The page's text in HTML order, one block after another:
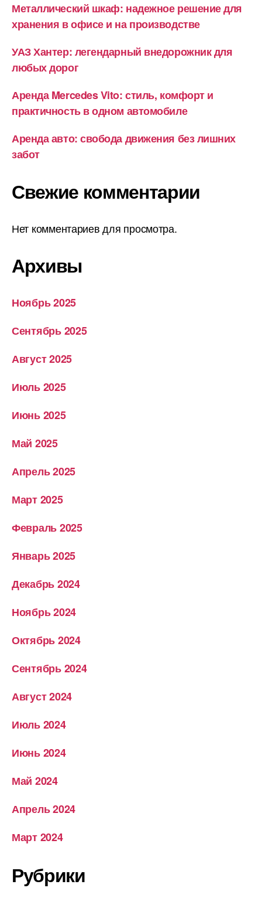
Металлический шкаф: надежное решение для
хранения в офисе и на производстве
УАЗ Хантер: легендарный внедорожник для
любых дорог
Аренда Mercedes Vito: стиль, комфорт и
практичность в одном автомобиле
Аренда авто: свобода движения без лишних
забот
Свежие комментарии
Нет комментариев для просмотра.
Архивы
Ноябрь 2025
Сентябрь 2025
Август 2025
Июль 2025
Июнь 2025
Май 2025
Апрель 2025
Март 2025
Февраль 2025
Январь 2025
Декабрь 2024
Ноябрь 2024
Октябрь 2024
Сентябрь 2024
Август 2024
Июль 2024
Июнь 2024
Май 2024
Апрель 2024
Март 2024
Рубрики